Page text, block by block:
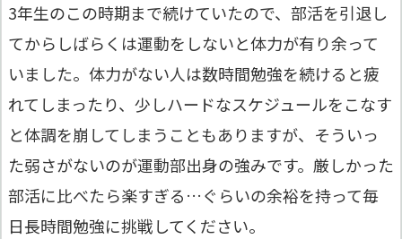
3年生のこの時期まで続けていたので、部活を引退し
てからしばらくは運動をしないと体力が有り余って
いました。体力がない人は数時間勉強を続けると疲
れてしまったり、少しハードなスケジュールをこなす
と体調を崩してしまうこともありますが、そういっ
た弱さがないのが運動部出身の強みです。厳しかった
部活に比べたら楽すぎる…ぐらいの余裕を持って毎
日長時間勉強に挑戦してください。